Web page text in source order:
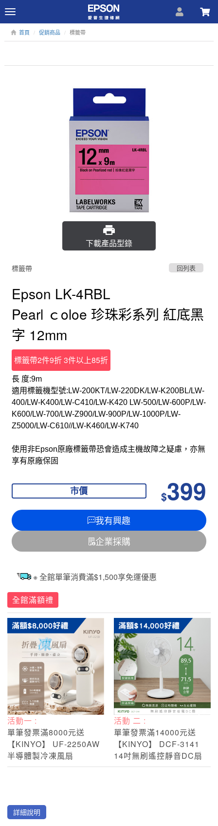
Toggle
navigation
首頁 促銷商品 標籤帶
下載產品型錄
標籤帶 回列表
Epson LK-4RBL
Pearl ｃoloe 珍珠彩系列 紅底黑
字 12mm
標籤帶2件9折 3件以上85折
長 度:9m
適用標籤機型號:LW-200KT/LW-220DK/LW-K200BL/LW-
400/LW-K400/LW-C410/LW-K420 LW-500/LW-600P/LW-
K600/LW-700/LW-Z900/LW-900P/LW-1000P/LW-
Z5000/LW-C610//LW-K460/LW-K740
使用非Epson原廠標籤帶恐會造成主機故障之疑慮，亦無
享有原廠保固
市價 $399
我有興趣
企業採購
※ 全館單筆消費滿$1,500享免運優惠
全館滿額禮
活動一 :
單筆發票滿8000元送
【KINYO】 UF-2250AW
半導體製冷凍風扇
活動 二 :
單筆發票滿14000元送
【KINYO】 DCF-3141
14吋無刷遙控靜音DC扇
詳細說明